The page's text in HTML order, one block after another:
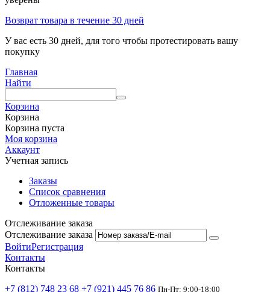
Возврат товара в течение 30 дней
У вас есть 30 дней, для того чтобы протестировать вашу
покупку
Главная
Найти
Корзина
Корзина
Корзина пуста
Моя корзина
Аккаунт
Учетная запись
Заказы
Список сравнения
Отложенные товары
Отслеживание заказа
Отслеживание заказа
ВойтиРегистрация
Контакты
Контакты
+7 (812) 748 23 68 +7 (921) 445 76 86 Пн-Пт: 9:00-18:00